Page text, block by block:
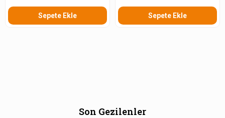
Sepete Ekle Sepete Ekle
Son Gezilenler